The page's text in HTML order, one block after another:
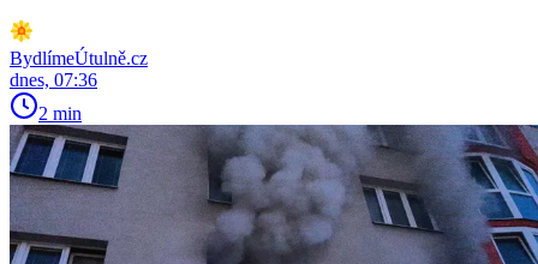
BydlímeÚtulně.cz
dnes, 07:36
2 min